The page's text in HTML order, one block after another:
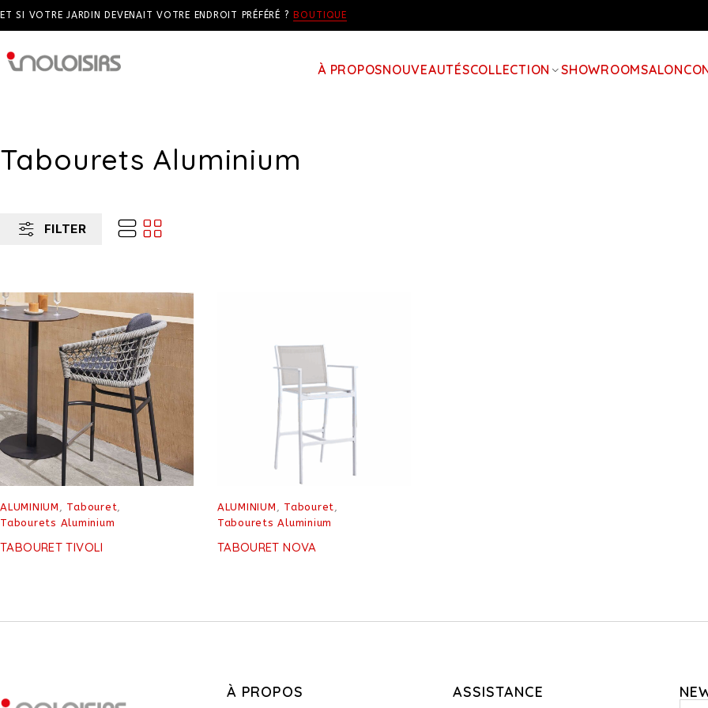
ET SI VOTRE JARDIN DEVENAIT VOTRE ENDROIT PRÉFÉRÉ ? BOUTIQUE
À PROPOSNOUVEAUTÉSCOLLECTION SHOWROOMSALON
Tabourets Aluminium
FILTER
ALUMINIUM Tabouret
Tabourets Aluminium
TABOURET TIVOLI
ALUMINIUM Tabouret
Tabourets Aluminium
TABOURET NOVA
À PROPOS ASSISTANCE